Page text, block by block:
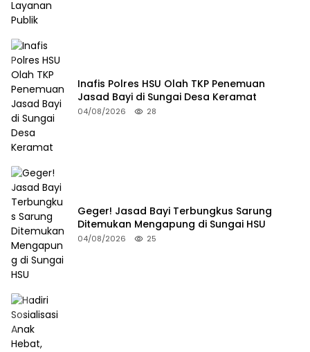
Inafis Polres HSU Olah TKP Penemuan
Jasad Bayi di Sungai Desa Keramat
04/08/2026 28
Geger! Jasad Bayi Terbungkus Sarung
Ditemukan Mengapung di Sungai HSU
04/08/2026 25